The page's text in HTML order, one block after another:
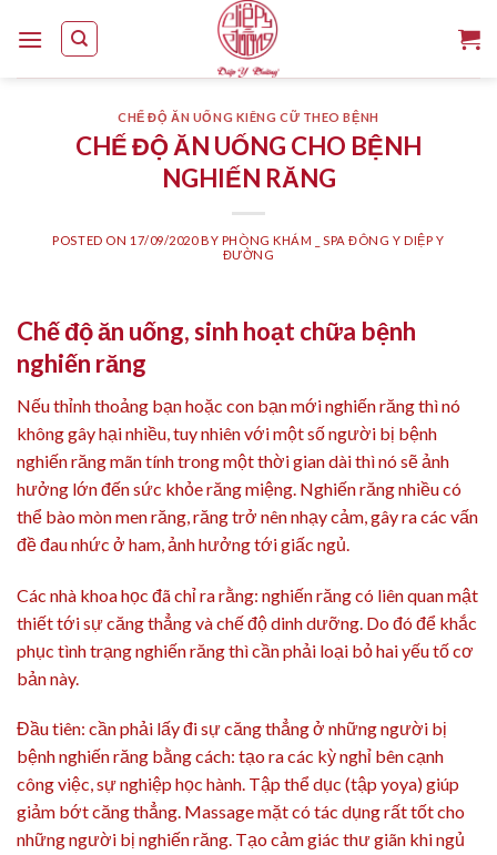
CHẾ ĐỘ ĂN UỐNG KIÊNG CỮ THEO BỆNH
CHẾ ĐỘ ĂN UỐNG CHO BỆNH
NGHIẾN RĂNG
POSTED ON 17/09/2020BY PHÒNG KHÁM _ SPA ĐÔNG Y DIỆP Y
ĐƯỜNG
Chế độ ăn uống, sinh hoạt chữa bệnh
nghiến răng
Nếu thỉnh thoảng bạn hoặc con bạn mới nghiến răng thì nó
không gây hại nhiều, tuy nhiên với một số người bị bệnh
nghiến răng mãn tính trong một thời gian dài thì nó sẽ ảnh
hưởng lớn đến sức khỏe răng miệng. Nghiến răng nhiều có
thể bào mòn men răng, răng trở nên nhạy cảm, gây ra các vấn
đề đau nhức ở ham, ảnh hưởng tới giấc ngủ.
Các nhà khoa học đã chỉ ra rằng: nghiến răng có liên quan mật
thiết tới sự căng thẳng và chế độ dinh dưỡng. Do đó để khắc
phục tình trạng nghiến răng thì cần phải loại bỏ hai yếu tố cơ
bản này.
Đầu tiên: cần phải lấy đi sự căng thẳng ở những người bị
bệnh nghiến răng bằng cách: tạo ra các kỳ nghỉ bên cạnh
công việc, sự nghiệp học hành. Tập thể dục (tập yoya) giúp
giảm bớt căng thẳng. Massage mặt có tác dụng rất tốt cho
những người bị nghiến răng. Tạo cảm giác thư giãn khi ngủ